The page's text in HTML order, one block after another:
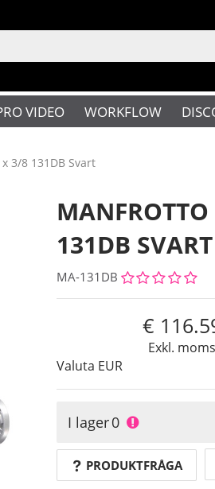
VIDEO WORKFLOW
3/8 131DB Svart
131DB SVART
MA-131DB
Exkl.
Valuta EUR
I lager0
PRODUKTFRÅGA